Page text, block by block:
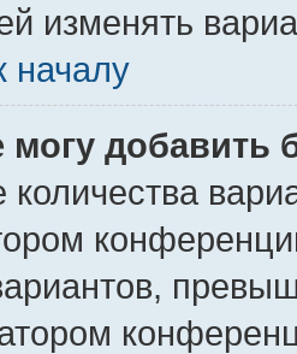
изменять
началу
могу добавить